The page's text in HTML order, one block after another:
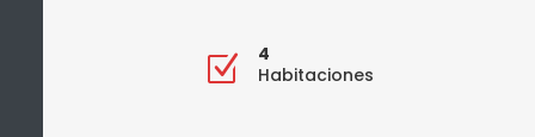
Z
4
Habitaciones